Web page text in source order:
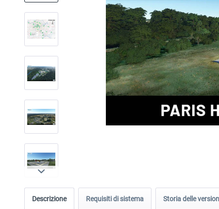
Descrizione Requisiti di sistema Storia delle